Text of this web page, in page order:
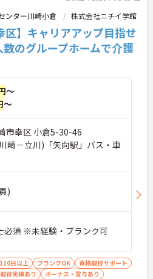
関係＞ 気付きや提案
しの良い職場です。ご
さない「観察眼」を大
に配慮し合える温かい
ンター川崎小倉 株式会社ニチイ学館
区】キャリアアップ目指せ
のグループホームで介護
～
～
市幸区 小倉5-30-46
崎－立川)「矢向駅」バス・車
)
須 ※未経験・ブランク可
日以上 ブランクOK
資格取得サポート
得実績あり
ボーナス・賞与あり